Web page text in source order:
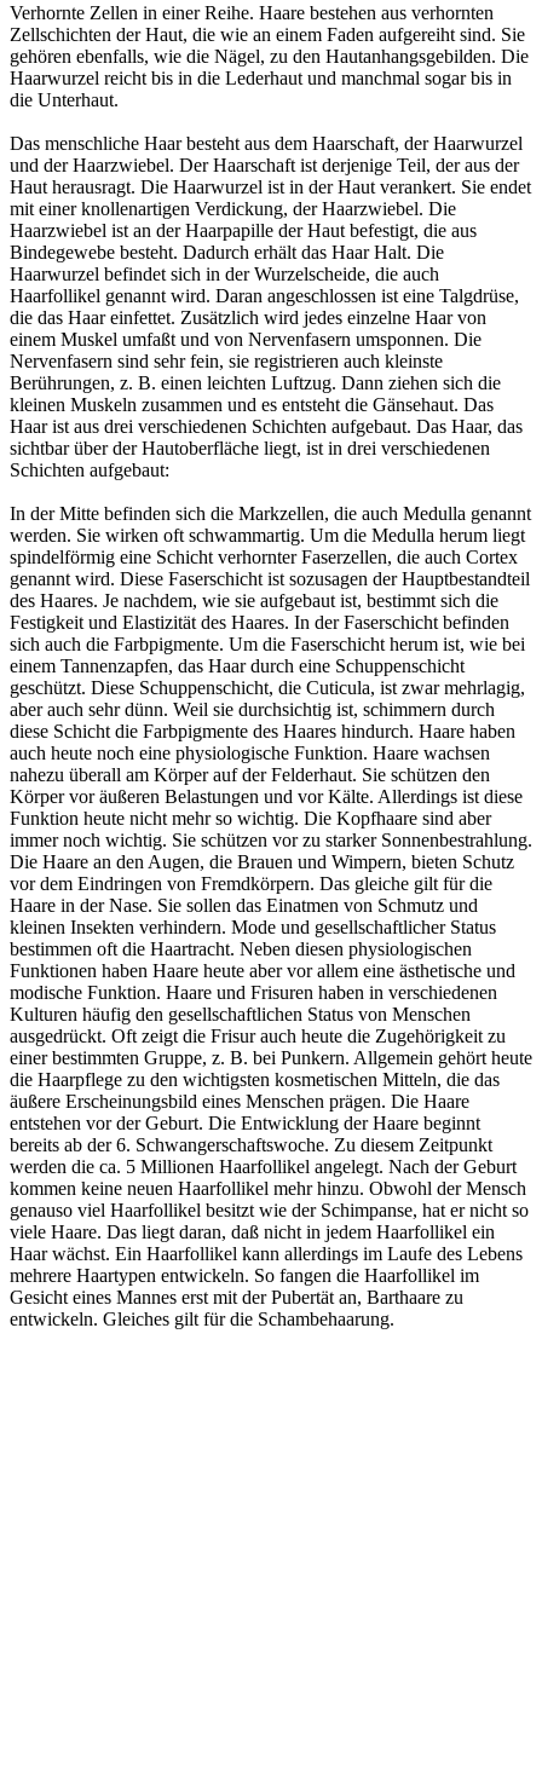
Verhornte Zellen in einer Reihe. Haare bestehen aus verhornten
Zellschichten der Haut, die wie an einem Faden aufgereiht sind. Sie
gehören ebenfalls, wie die Nägel, zu den Hautanhangsgebilden. Die
Haarwurzel reicht bis in die Lederhaut und manchmal sogar bis in
die Unterhaut.
Das menschliche Haar besteht aus dem Haarschaft, der Haarwurzel
und der Haarzwiebel. Der Haarschaft ist derjenige Teil, der aus der
Haut herausragt. Die Haarwurzel ist in der Haut verankert. Sie endet
mit einer knollenartigen Verdickung, der Haarzwiebel. Die
Haarzwiebel ist an der Haarpapille der Haut befestigt, die aus
Bindegewebe besteht. Dadurch erhält das Haar Halt. Die
Haarwurzel befindet sich in der Wurzelscheide, die auch
Haarfollikel genannt wird. Daran angeschlossen ist eine Talgdrüse,
die das Haar einfettet. Zusätzlich wird jedes einzelne Haar von
einem Muskel umfaßt und von Nervenfasern umsponnen. Die
Nervenfasern sind sehr fein, sie registrieren auch kleinste
Berührungen, z. B. einen leichten Luftzug. Dann ziehen sich die
kleinen Muskeln zusammen und es entsteht die Gänsehaut. Das
Haar ist aus drei verschiedenen Schichten aufgebaut. Das Haar, das
sichtbar über der Hautoberfläche liegt, ist in drei verschiedenen
Schichten aufgebaut:
In der Mitte befinden sich die Markzellen, die auch Medulla genannt
werden. Sie wirken oft schwammartig. Um die Medulla herum liegt
spindelförmig eine Schicht verhornter Faserzellen, die auch Cortex
genannt wird. Diese Faserschicht ist sozusagen der Hauptbestandteil
des Haares. Je nachdem, wie sie aufgebaut ist, bestimmt sich die
Festigkeit und Elastizität des Haares. In der Faserschicht befinden
sich auch die Farbpigmente. Um die Faserschicht herum ist, wie bei
einem Tannenzapfen, das Haar durch eine Schuppenschicht
geschützt. Diese Schuppenschicht, die Cuticula, ist zwar mehrlagig,
aber auch sehr dünn. Weil sie durchsichtig ist, schimmern durch
diese Schicht die Farbpigmente des Haares hindurch. Haare haben
auch heute noch eine physiologische Funktion. Haare wachsen
nahezu überall am Körper auf der Felderhaut. Sie schützen den
Körper vor äußeren Belastungen und vor Kälte. Allerdings ist diese
Funktion heute nicht mehr so wichtig. Die Kopfhaare sind aber
immer noch wichtig. Sie schützen vor zu starker Sonnenbestrahlung.
Die Haare an den Augen, die Brauen und Wimpern, bieten Schutz
vor dem Eindringen von Fremdkörpern. Das gleiche gilt für die
Haare in der Nase. Sie sollen das Einatmen von Schmutz und
kleinen Insekten verhindern. Mode und gesellschaftlicher Status
bestimmen oft die Haartracht. Neben diesen physiologischen
Funktionen haben Haare heute aber vor allem eine ästhetische und
modische Funktion. Haare und Frisuren haben in verschiedenen
Kulturen häufig den gesellschaftlichen Status von Menschen
ausgedrückt. Oft zeigt die Frisur auch heute die Zugehörigkeit zu
einer bestimmten Gruppe, z. B. bei Punkern. Allgemein gehört heute
die Haarpflege zu den wichtigsten kosmetischen Mitteln, die das
äußere Erscheinungsbild eines Menschen prägen. Die Haare
entstehen vor der Geburt. Die Entwicklung der Haare beginnt
bereits ab der 6. Schwangerschaftswoche. Zu diesem Zeitpunkt
werden die ca. 5 Millionen Haarfollikel angelegt. Nach der Geburt
kommen keine neuen Haarfollikel mehr hinzu. Obwohl der Mensch
genauso viel Haarfollikel besitzt wie der Schimpanse, hat er nicht so
viele Haare. Das liegt daran, daß nicht in jedem Haarfollikel ein
Haar wächst. Ein Haarfollikel kann allerdings im Laufe des Lebens
mehrere Haartypen entwickeln. So fangen die Haarfollikel im
Gesicht eines Mannes erst mit der Pubertät an, Barthaare zu
entwickeln. Gleiches gilt für die Schambehaarung.